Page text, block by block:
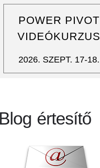
POWER PIVOT
VIDEÓKURZUS
2026. SZEPT. 17-18.
Blog értesítő